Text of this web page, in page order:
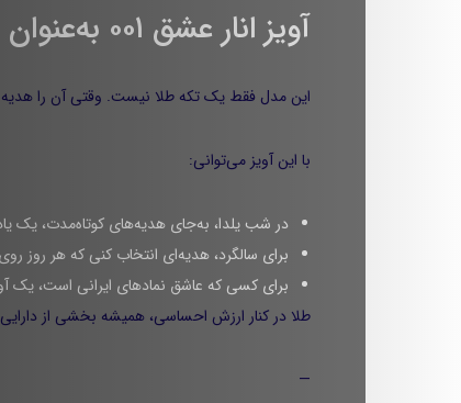
آویز انار عشق ۰۰۱ به‌عنوان هدیه
این مدل فقط یک تکه طلا نیست. وقتی آن را
با این آویز می‌توانی:
در شب یلدا، به‌جای هدیه‌های کوتاه‌مدت، یک
برای سالگرد، هدیه‌ای انتخاب کنی که هر روز
برای کسی که عاشق نمادهای ایرانی است، یک
طلا در کنار ارزش احساسی، همیشه بخشی از
—